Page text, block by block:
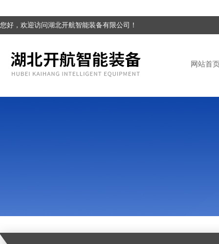
您好，欢迎访问湖北开航智能装备有限公司！
网站首